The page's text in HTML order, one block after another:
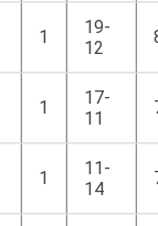
1
19-
12
1
17-
11
1
11-
14